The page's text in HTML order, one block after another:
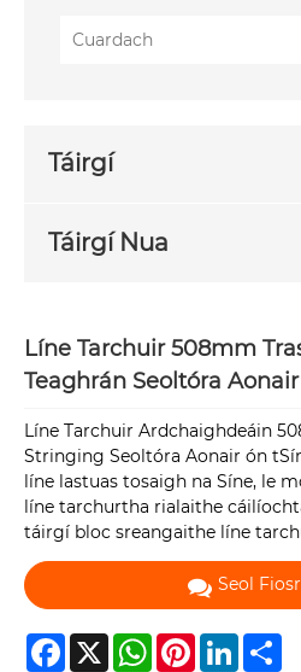
Táirgí
Táirgí Nua
Líne Tarchuir 508mm
Teaghrán Seoltóra Aonair
Líne Tarchuir Ardchaighdeáin
Stringing Seoltóra Aonair ón
líne lastuas tosaigh na Síne, le
líne tarchurtha rialaithe
táirgí bloc sreangaithe líne
Seol
Facebook
X WhatsAppPinterestLinkedIn